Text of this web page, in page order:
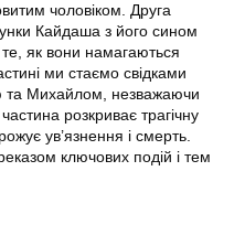
чоловіком. Друга
Кайдаша з його сином
як вони намагаються
ми стаємо свідками
та Михайлом, незважаючи
розкриває трагічну
ув’язнення і смерть.
ключових подій і тем